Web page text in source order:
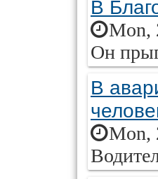
В
Mon,
Он
В
Mon,